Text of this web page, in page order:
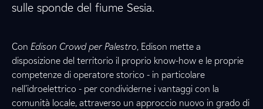
sulle sponde del fiume Sesia.
Con Edison Crowd per Palestro, Edison mette a
disposizione del territorio il proprio know-how e le proprie
competenze di operatore storico - in particolare
nell’idroelettrico - per condividerne i vantaggi con la
comunità locale, attraverso un approccio nuovo in grado di